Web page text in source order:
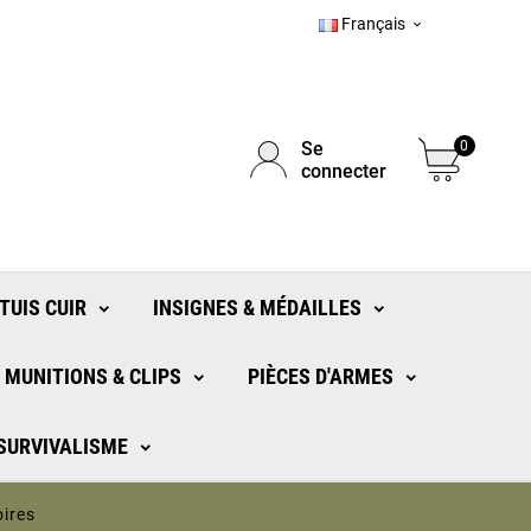
Français 
Se
connecter
0
CUIR INSIGNES & MÉDAILLES
MUNITIONS & CLIPS PIÈCES D'ARMES